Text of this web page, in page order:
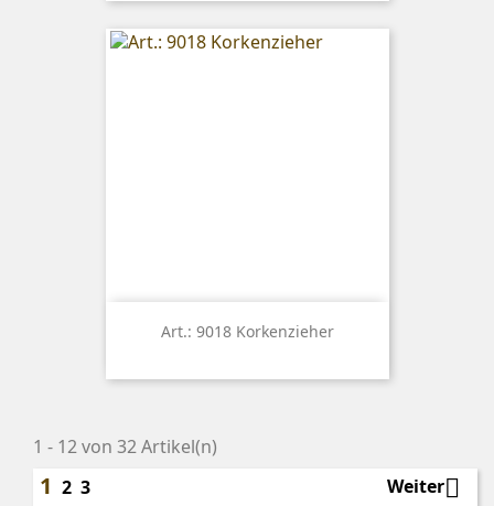
Art.: 9018 Korkenzieher
1 - 12 von 32 Artikel(n)
1 2 3 Weiter